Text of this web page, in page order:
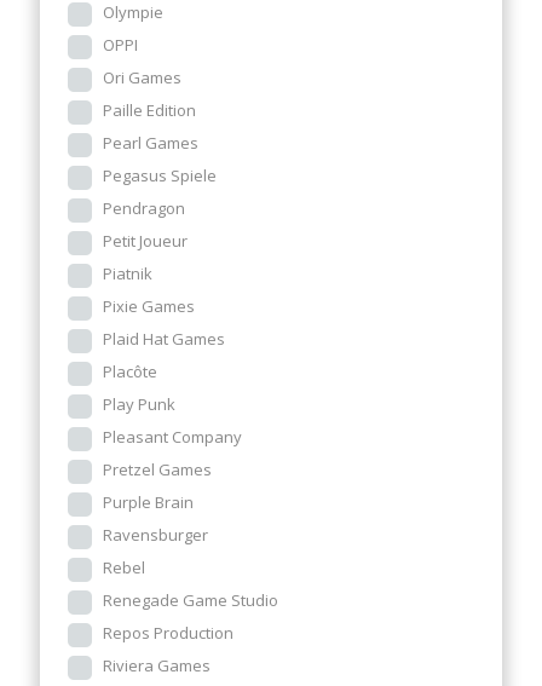
Olympie
OPPI
Ori Games
Paille Edition
Pearl Games
Pegasus Spiele
Pendragon
Petit Joueur
Piatnik
Pixie Games
Plaid Hat Games
Placôte
Play Punk
Pleasant Company
Pretzel Games
Purple Brain
Ravensburger
Rebel
Renegade Game Studio
Repos Production
Riviera Games